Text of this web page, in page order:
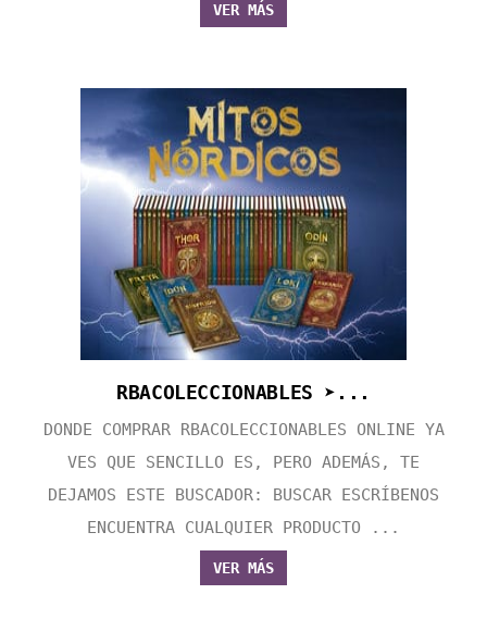
VER MÁS
RBACOLECCIONABLES ➤...
DONDE COMPRAR RBACOLECCIONABLES ONLINE YA
VES QUE SENCILLO ES, PERO ADEMÁS, TE
DEJAMOS ESTE BUSCADOR: BUSCAR ESCRÍBENOS
ENCUENTRA CUALQUIER PRODUCTO ...
VER MÁS